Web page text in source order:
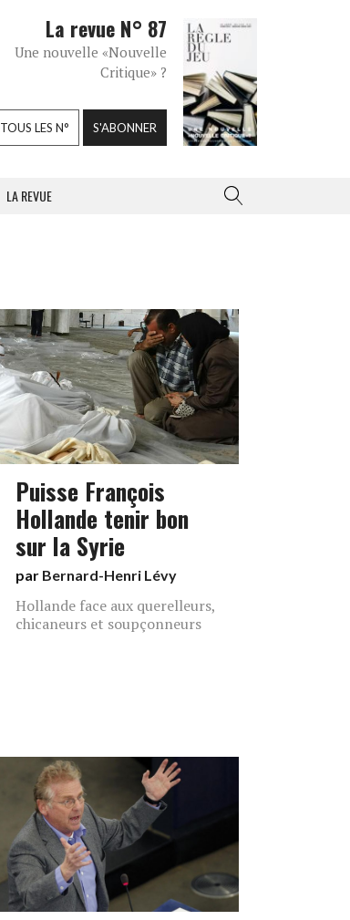
La revue N° 87
Une nouvelle «Nouvelle
Critique» ?
TOUS LES N° S'ABONNER
LA REVUE
Puisse François
Hollande tenir bon
sur la Syrie
par Bernard-Henri Lévy
Hollande face aux querelleurs,
chicaneurs et soupçonneurs